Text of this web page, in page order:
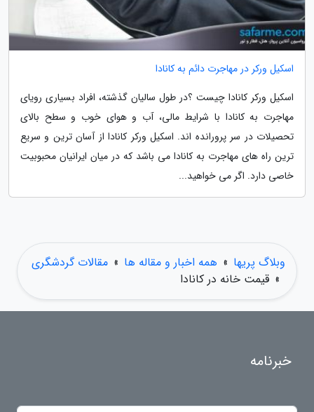
اسکیل ورکر در مهاجرت دائم به کانادا
اسکیل ورکر کانادا چیست ؟در طول سالیان گذشته، افراد بسیاری رویای
مهاجرت به کانادا با شرایط مالی، آب و هوای خوب و سطح بالای
تحصیلات در سر پرورانده اند. اسکیل ورکر کانادا از آسان ترین و سریع
ترین راه های مهاجرت به کانادا می باشد که در میان ایرانیان محبوبیت
خاصی دارد. اگر می خواهید...
وبلاگ پریها » همه اخبار و مقاله ها » مقالات گردشگری
» قیمت خانه در کانادا
خبرنامه